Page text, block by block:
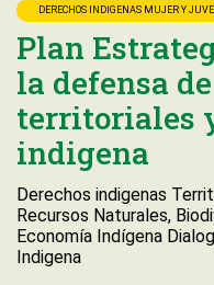
DERECHOS INDIGENAS MUJER Y
Plan
la defensa
territoriales
indigena
Derechos indigenas
Recursos Naturales,
Economía Indígena
Indigena